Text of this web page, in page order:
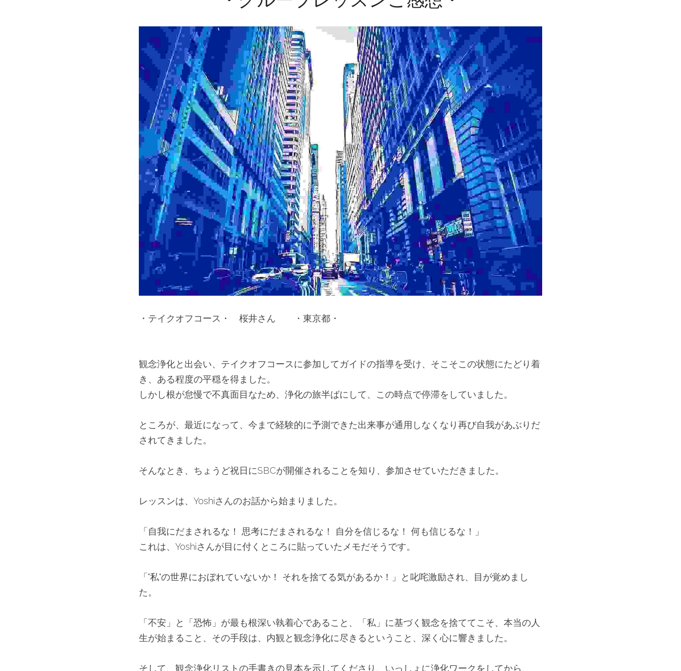
・テイクオフコース・　桜井さん　　・東京都・
観念浄化と出会い、テイクオフコースに参加してガイドの指導を受け、そこそこの状態にたどり着
き、ある程度の平穏を得ました。
しかし根が怠慢で不真面目なため、浄化の旅半ばにして、この時点で停滞をしていました。
ところが、最近になって、今まで経験的に予測できた出来事が通用しなくなり再び自我があぶりだ
されてきました。
そんなとき、ちょうど祝日にSBCが開催されることを知り、参加させていただきました。
レッスンは、Yoshiさんのお話から始まりました。
「自我にだまされるな！ 思考にだまされるな！ 自分を信じるな！ 何も信じるな！」
これは、Yoshiさんが目に付くところに貼っていたメモだそうです。
「"私"の世界におぼれていないか！ それを捨てる気があるか！」と叱咤激励され、目が覚めまし
た。
「不安」と「恐怖」が最も根深い執着心であること、「私」に基づく観念を捨ててこそ、本当の人
生が始まること、その手段は、内観と観念浄化に尽きるということ、深く心に響きました。
そして、観念浄化リストの手書きの見本を示してくださり、いっしょに浄化ワークをしてから、